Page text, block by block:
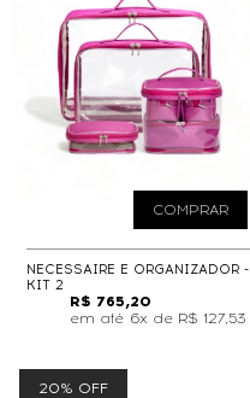
COMPRAR
NECESSAIRE E ORGANIZADOR -
KIT 2
R$ 765,20
6x de R$ 127,53
20% OFF